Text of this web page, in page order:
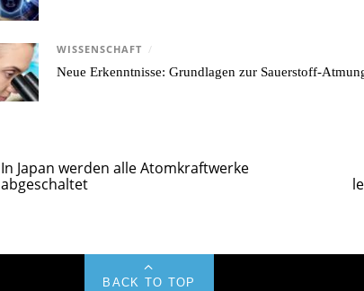
WISSENSCHAFT /
Neue Erkenntnisse: Grundlagen zur Sauerstoff-
In Japan werden alle Atomkraftwerke
abgeschaltet
BACK TO TOP